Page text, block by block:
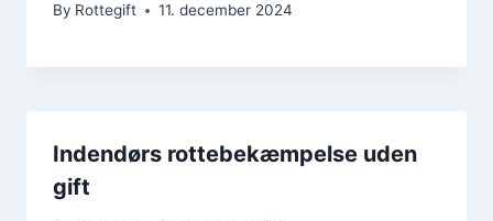
By Rottegift 11. december 2024
Indendørs rottebekæmpelse uden
gift